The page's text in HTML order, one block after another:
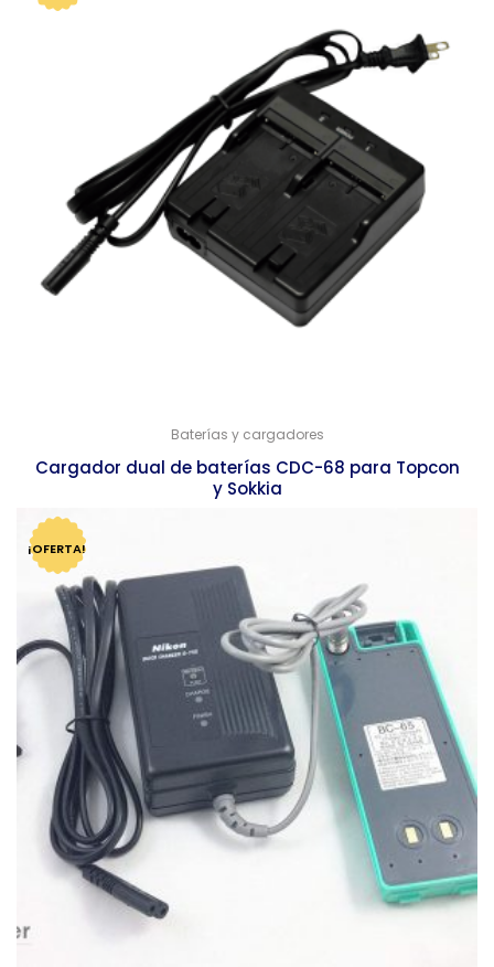
Baterías y cargadores
Cargador dual de baterías CDC-68 para Topcon
y Sokkia
¡OFERTA!